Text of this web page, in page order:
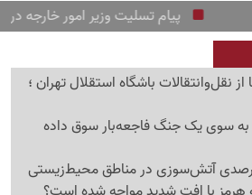
پیام تسلیت وزیر امور خارجه در پی
نقل‌وانتقالات باشگاه استقلال تهران ؛
به سوی یک جنگ فاجعه‌بار سوق داده